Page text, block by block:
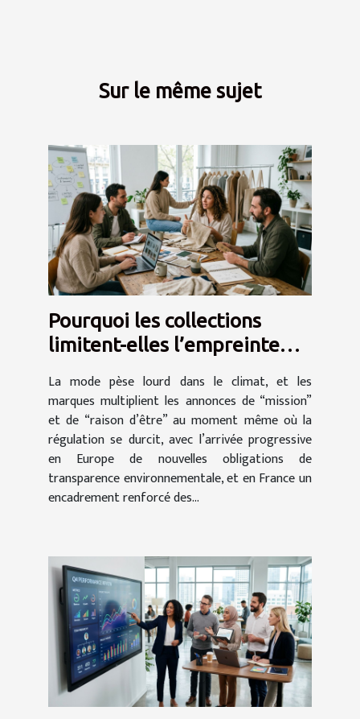
Sur le même sujet
Pourquoi les collections
limitent-elles l’empreinte
mission ?
La mode pèse lourd dans le climat, et les
marques multiplient les annonces de “mission”
et de “raison d’être” au moment même où la
régulation se durcit, avec l’arrivée progressive
en Europe de nouvelles obligations de
transparence environnementale, et en France un
encadrement renforcé des...